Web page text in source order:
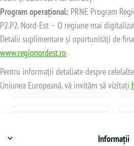
Program operațional: PRNE Program
P2.P2. Nord-Est – O regiune mai
Detalii suplimentare și oportunități de
www.regionordest.ro
Pentru informații detaliate despre
Uniunea Europeană, vă invităm să vizitați
Informații